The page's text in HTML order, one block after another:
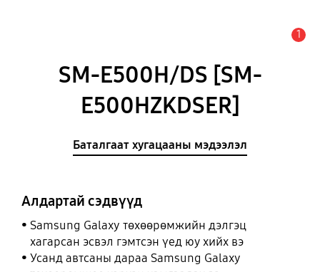
1
SM-E500H/DS [SM-
E500HZKDSER]
Баталгаат хугацааны мэдээлэл
Алдартай сэдвүүд
Samsung Galaxy төхөөрөмжийн дэлгэц
хагарсан эсвэл гэмтсэн үед юу хийх вэ
Усанд автсаны дараа Samsung Galaxy